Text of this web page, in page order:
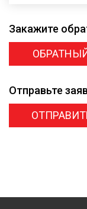
Закажите
Отправьте